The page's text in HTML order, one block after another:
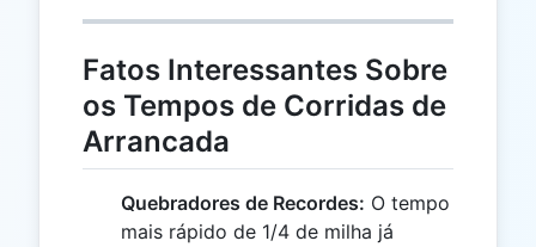
Fatos Interessantes Sobre
os Tempos de Corridas de
Arrancada
Quebradores de Recordes: O tempo
mais rápido de 1/4 de milha já